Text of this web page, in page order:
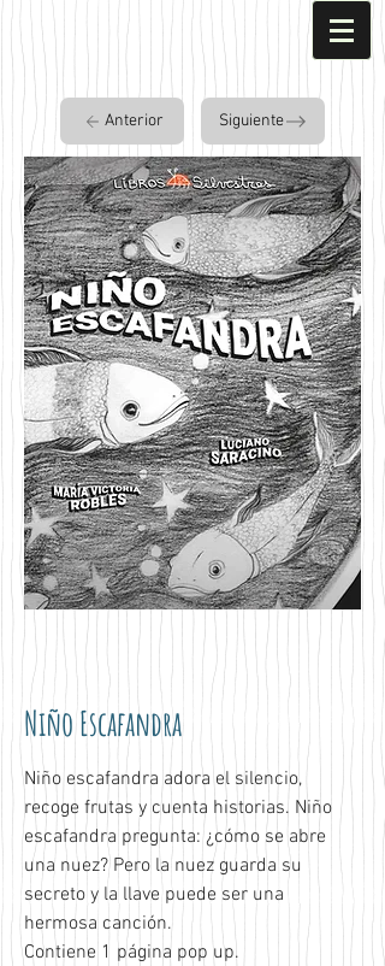
Anterior Siguiente
Niño Escafandra
Niño escafandra adora el silencio,
recoge frutas y cuenta historias. Niño
escafandra pregunta: ¿cómo se abre
una nuez? Pero la nuez guarda su
secreto y la llave puede ser una
hermosa canción.
Contiene 1 página pop up.